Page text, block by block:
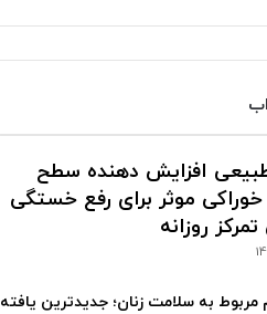
افزایش دهنده سطح
انرژی؛ 10 خوراکی موثر برای رفع خستگی
روزانه
به سلامت زنان؛ جدیدترین یافته